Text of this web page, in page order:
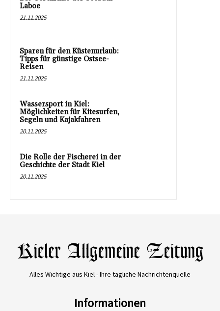
Laboe
21.11.2025
Sparen für den Küstenurlaub:
Tipps für günstige Ostsee-
Reisen
21.11.2025
Wassersport in Kiel:
Möglichkeiten für Kitesurfen,
Segeln und Kajakfahren
20.11.2025
Die Rolle der Fischerei in der
Geschichte der Stadt Kiel
20.11.2025
Alles Wichtige aus Kiel - Ihre tägliche Nachrichtenquelle
Informationen